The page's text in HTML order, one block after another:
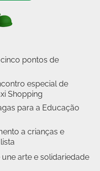
pontos de
especial de
Shopping
para a Educação
a crianças e
arte e solidariedade